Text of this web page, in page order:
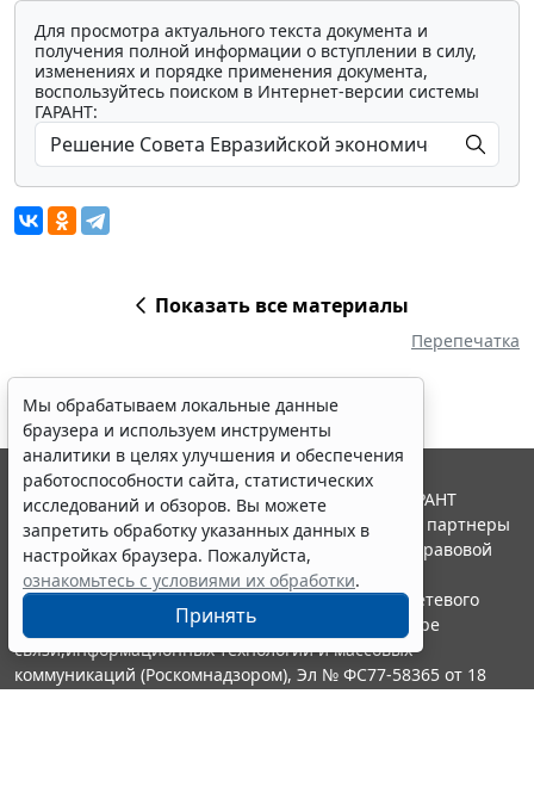
Для просмотра актуального текста документа и
получения полной информации о вступлении в силу,
изменениях и порядке применения документа,
воспользуйтесь поиском в Интернет-версии системы
ГАРАНТ:
Показать все материалы
Перепечатка
Мы обрабатываем локальные данные
браузера и используем инструменты
аналитики в целях улучшения и обеспечения
работоспособности сайта, статистических
исследований и обзоров. Вы можете
запретить обработку указанных данных в
настройках браузера. Пожалуйста,
ознакомьтесь с условиями их обработки.
Принять
© ООО "НПП "ГАРАНТ-СЕРВИС", 2026. Система ГАРАНТ
выпускается с 1990 года. Компания "Гарант" и ее партнеры
являются участниками Российской ассоциации правовой
информации ГАРАНТ.
Портал ГАРАНТ.РУ зарегистрирован в качестве сетевого
издания Федеральной службой по надзору в сфере
связи,информационных технологий и массовых
коммуникаций (Роскомнадзором), Эл № ФС77-58365 от 18